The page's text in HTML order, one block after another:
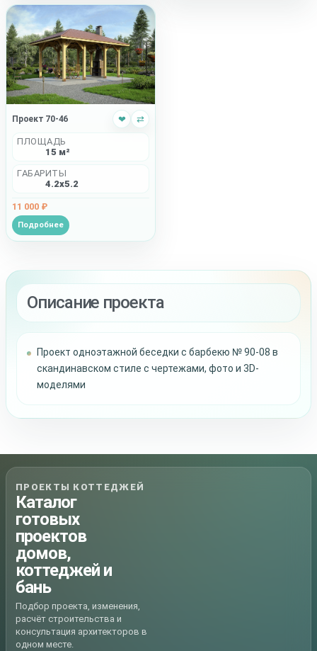
Проект 70-46 ❤ ⇄
ПЛОЩАДЬ
15 м²
ГАБАРИТЫ
4.2x5.2
11 000 ₽
Подробнее
Описание проекта
Проект одноэтажной беседки с барбекю № 90-08 в
скандинавском стиле с чертежами, фото и 3D-
моделями
ПРОЕКТЫ КОТТЕДЖЕЙ
Каталог
готовых
проектов
домов,
коттеджей и
бань
Подбор проекта, изменения,
расчёт строительства и
консультация архитекторов в
одном месте.